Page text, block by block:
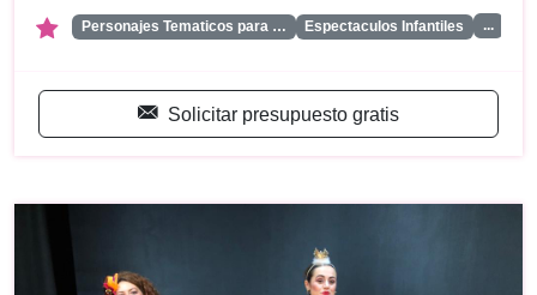
Personajes Tematicos para … Espectaculos Infantiles ...
Solicitar presupuesto gratis